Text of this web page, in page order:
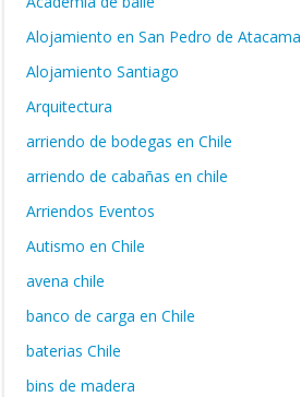
Alojamiento en San Pedro de Atacama
Alojamiento Santiago
Arquitectura
arriendo de bodegas en Chile
arriendo de cabañas en chile
Arriendos Eventos
Autismo en Chile
avena chile
banco de carga en Chile
baterias Chile
bins de madera